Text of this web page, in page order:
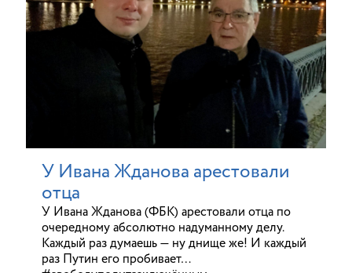
У Ивана Жданова арестовали
отца
У Ивана Жданова (ФБК) арестовали отца по
очередному абсолютно надуманному делу.
Каждый раз думаешь — ну днище же! И каждый
раз Путин его пробивает…